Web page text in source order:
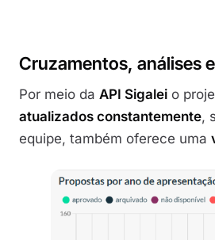
Cruzamentos, análises
Por meio da API Sigalei o
atualizados constantemente,
equipe, também oferece uma